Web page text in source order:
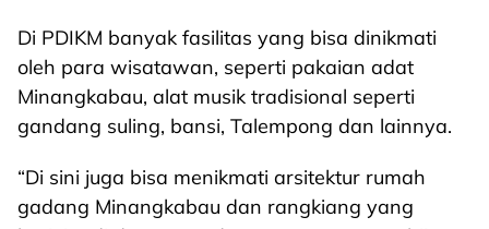
Di PDIKM banyak fasilitas yang bisa dinikmati
oleh para wisatawan, seperti pakaian adat
Minangkabau, alat musik tradisional seperti
gandang suling, bansi, Talempong dan lainnya.
“Di sini juga bisa menikmati arsitektur rumah
gadang Minangkabau dan rangkiang yang